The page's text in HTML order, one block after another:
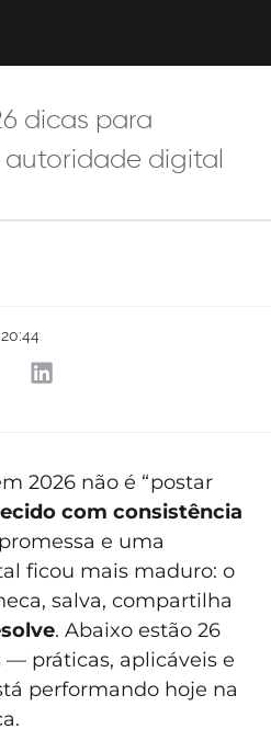
dicas para
digital
20:44
2026 não é “postar
com consistência
e uma
ficou mais maduro: o
salva, compartilha
. Abaixo estão 26
práticas, aplicáveis e
performando hoje na